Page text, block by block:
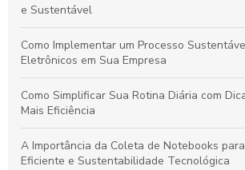
e Sustentável
Como Implementar um Processo
Eletrônicos em Sua Empresa
Como Simplificar Sua Rotina Diária com
Mais Eficiência
A Importância da Coleta de Notebooks
Eficiente e Sustentabilidade Tecnológica